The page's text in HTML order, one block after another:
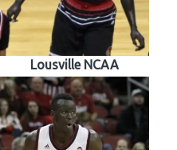
Lousville NCAA